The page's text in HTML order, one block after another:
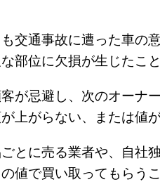
交通事故に遭った車の
部位に欠損が生じたこ
が忌避し、次のオーナ
上がらない、または値
とに売る業者や、自社
値で買い取ってもらう